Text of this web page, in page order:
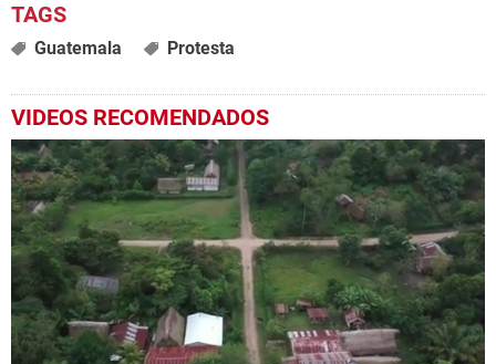
Guatemala Protesta
VIDEOS RECOMENDADOS